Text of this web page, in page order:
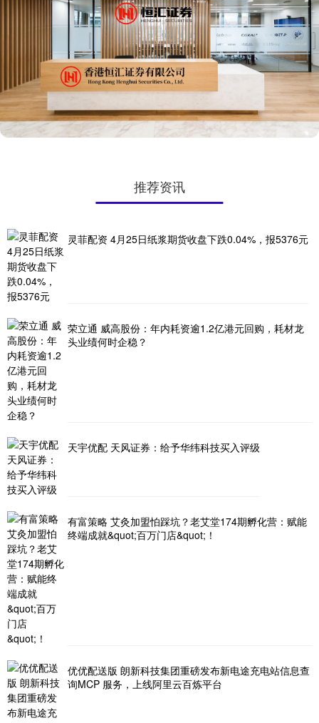
推荐资讯
灵菲配资 4月25日纸浆期货收盘下跌0.04%，报5376元
荣立通 威高股份：年内耗资逾1.2亿港元回购，耗材龙
头业绩何时企稳？
天宇优配 天风证券：给予华纬科技买入评级
有富策略 艾灸加盟怕踩坑？老艾堂174期孵化营：赋能
终端成就&quot;百万门店&quot;！
优优配送版 朗新科技集团重磅发布新电途充电站信息查
询MCP 服务，上线阿里云百炼平台